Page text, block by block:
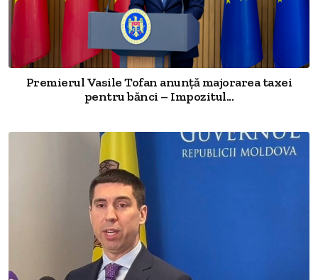
Premierul Vasile Tofan anunță majorarea taxei
pentru bănci – Impozitul...